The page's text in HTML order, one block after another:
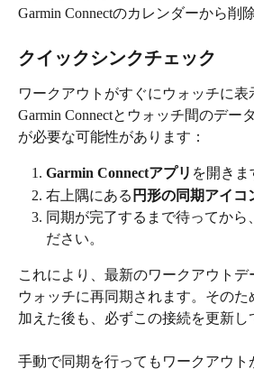
Garmin Connectのカレンダーから削
クイックシンクチェック
ワークアウトがすぐにウォッチに表
Garmin Connectとウォッチ間のデー
が必要な可能性があります：
Garmin Connectアプリ を開きま
右上隅にある 円形の同期アイコ
同期が完了するまで待ってから
ださい。
これにより、最新のワークアウト
ウォッチに再同期されます。その
加えた後も、必ずこの接続を更新し
手動で同期を行ってもワークアウト